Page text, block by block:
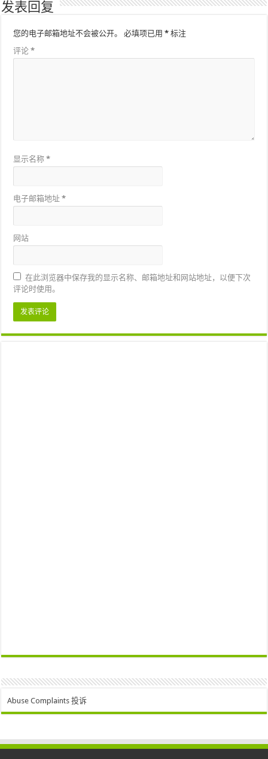
发表回复
您的电子邮箱地址不会被公开。 必填项已用* 标注
评论*
显示名称*
电子邮箱地址*
网站
在此浏览器中保存我的显示名称、邮箱地址和网站地址，以便下次
评论时使用。
Abuse Complaints 投诉